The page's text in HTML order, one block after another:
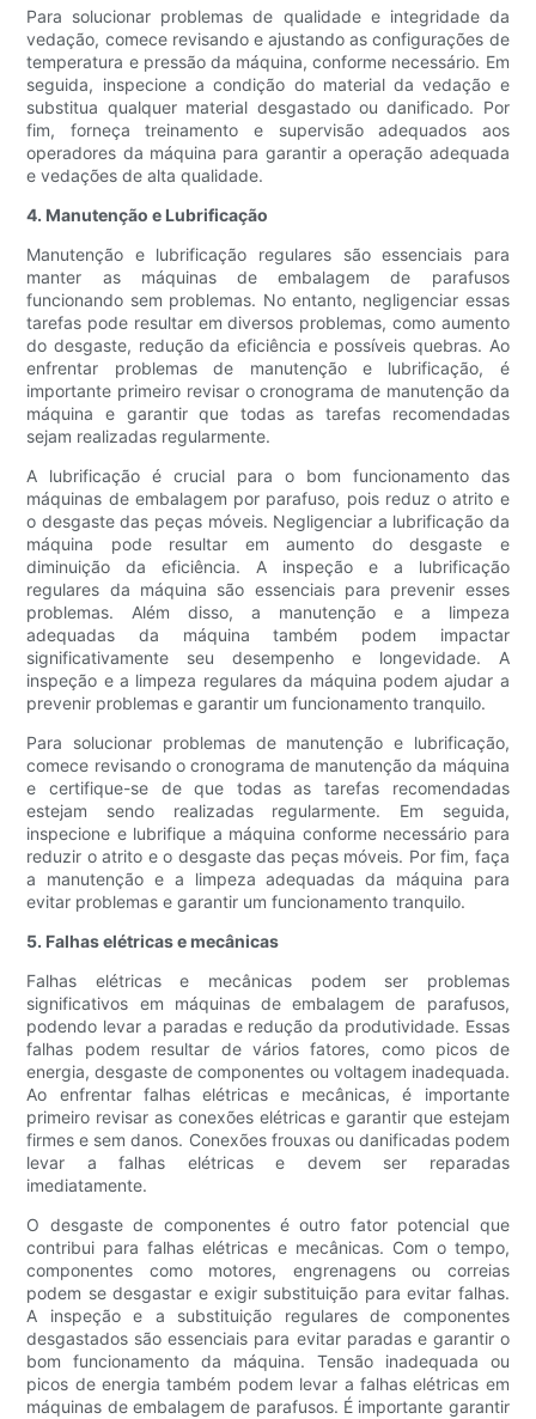
Para solucionar problemas de qualidade e integridade da
vedação, comece revisando e ajustando as configurações de
temperatura e pressão da máquina, conforme necessário. Em
seguida, inspecione a condição do material da vedação e
substitua qualquer material desgastado ou danificado. Por
fim, forneça treinamento e supervisão adequados aos
operadores da máquina para garantir a operação adequada
e vedações de alta qualidade.
4. Manutenção e Lubrificação
Manutenção e lubrificação regulares são essenciais para
manter as máquinas de embalagem de parafusos
funcionando sem problemas. No entanto, negligenciar essas
tarefas pode resultar em diversos problemas, como aumento
do desgaste, redução da eficiência e possíveis quebras. Ao
enfrentar problemas de manutenção e lubrificação, é
importante primeiro revisar o cronograma de manutenção da
máquina e garantir que todas as tarefas recomendadas
sejam realizadas regularmente.
A lubrificação é crucial para o bom funcionamento das
máquinas de embalagem por parafuso, pois reduz o atrito e
o desgaste das peças móveis. Negligenciar a lubrificação da
máquina pode resultar em aumento do desgaste e
diminuição da eficiência. A inspeção e a lubrificação
regulares da máquina são essenciais para prevenir esses
problemas. Além disso, a manutenção e a limpeza
adequadas da máquina também podem impactar
significativamente seu desempenho e longevidade. A
inspeção e a limpeza regulares da máquina podem ajudar a
prevenir problemas e garantir um funcionamento tranquilo.
Para solucionar problemas de manutenção e lubrificação,
comece revisando o cronograma de manutenção da máquina
e certifique-se de que todas as tarefas recomendadas
estejam sendo realizadas regularmente. Em seguida,
inspecione e lubrifique a máquina conforme necessário para
reduzir o atrito e o desgaste das peças móveis. Por fim, faça
a manutenção e a limpeza adequadas da máquina para
evitar problemas e garantir um funcionamento tranquilo.
5. Falhas elétricas e mecânicas
Falhas elétricas e mecânicas podem ser problemas
significativos em máquinas de embalagem de parafusos,
podendo levar a paradas e redução da produtividade. Essas
falhas podem resultar de vários fatores, como picos de
energia, desgaste de componentes ou voltagem inadequada.
Ao enfrentar falhas elétricas e mecânicas, é importante
primeiro revisar as conexões elétricas e garantir que estejam
firmes e sem danos. Conexões frouxas ou danificadas podem
levar a falhas elétricas e devem ser reparadas
imediatamente.
O desgaste de componentes é outro fator potencial que
contribui para falhas elétricas e mecânicas. Com o tempo,
componentes como motores, engrenagens ou correias
podem se desgastar e exigir substituição para evitar falhas.
A inspeção e a substituição regulares de componentes
desgastados são essenciais para evitar paradas e garantir o
bom funcionamento da máquina. Tensão inadequada ou
picos de energia também podem levar a falhas elétricas em
máquinas de embalagem de parafusos. É importante garantir